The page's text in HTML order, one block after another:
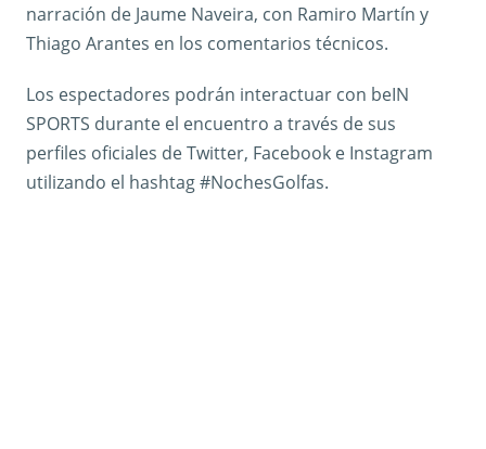
narración de Jaume Naveira, con Ramiro Martín y
Thiago Arantes en los comentarios técnicos.
Los espectadores podrán interactuar con beIN
SPORTS durante el encuentro a través de sus
perfiles oficiales de Twitter, Facebook e Instagram
utilizando el hashtag #NochesGolfas.